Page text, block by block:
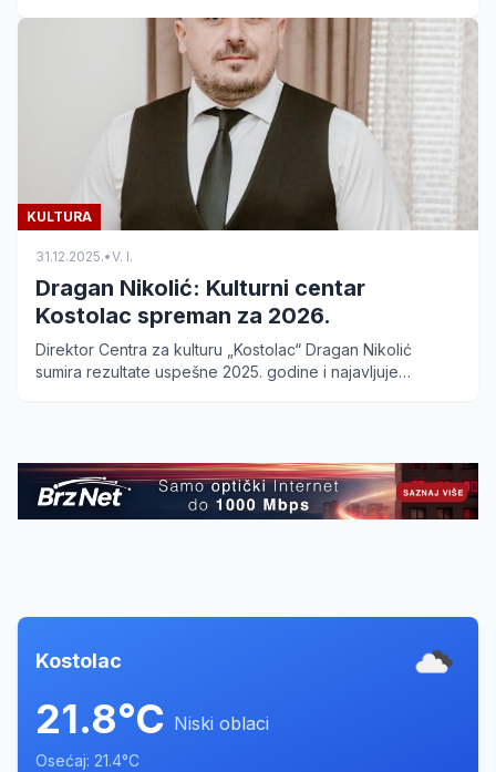
KULTURA
31.12.2025.•V. I.
Dragan Nikolić: Kulturni centar
Kostolac spreman za 2026.
Direktor Centra za kulturu „Kostolac“ Dragan Nikolić
sumira rezultate uspešne 2025. godine i najavljuje
Kostolac
21.8°C Niski oblaci
Osećaj: 21.4°C